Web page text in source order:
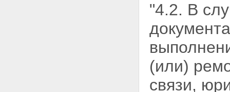
"4.2. В
(или)
связи,